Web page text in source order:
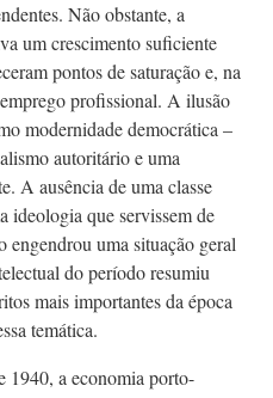
Não obstante, a
um crescimento suficiente
pontos de saturação e, na
profissional. A ilusão
modernidade democrática –
autoritário e uma
A ausência de uma classe
ideologia que servissem de
engendrou uma situação geral
do período resumiu
mais importantes da época
temática.
1940, a economia porto-